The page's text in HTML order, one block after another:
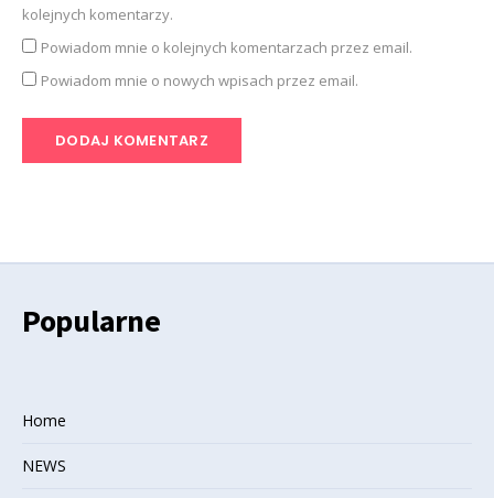
kolejnych komentarzy.
Powiadom mnie o kolejnych komentarzach przez email.
Powiadom mnie o nowych wpisach przez email.
Popularne
Home
NEWS